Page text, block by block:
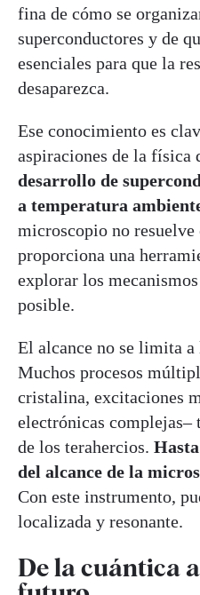
fina de cómo se
superconductores y de
esenciales para que la
desaparezca.
Ese conocimiento es
aspiraciones de la física
desarrollo de
a temperatura
microscopio no resuelve
proporciona una
explorar los
posible.
El alcance no se limita
Muchos procesos
cristalina, excitaciones
electrónicas complejas–
de los terahercios.
del alcance de la
Con este instrumento,
localizada y resonante.
De la cuántica